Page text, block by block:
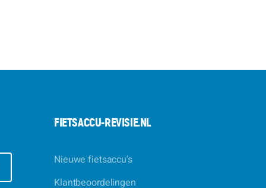
FIETSACCU-REVISIE.NL
Nieuwe fietsaccu's
Klantbeoordelingen